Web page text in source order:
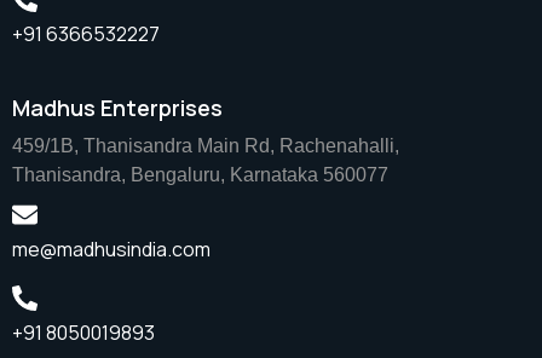
+91 6366532227
Madhus Enterprises
459/1B, Thanisandra Main Rd, Rachenahalli,
Thanisandra, Bengaluru, Karnataka 560077
me@madhusindia.com
+91 8050019893